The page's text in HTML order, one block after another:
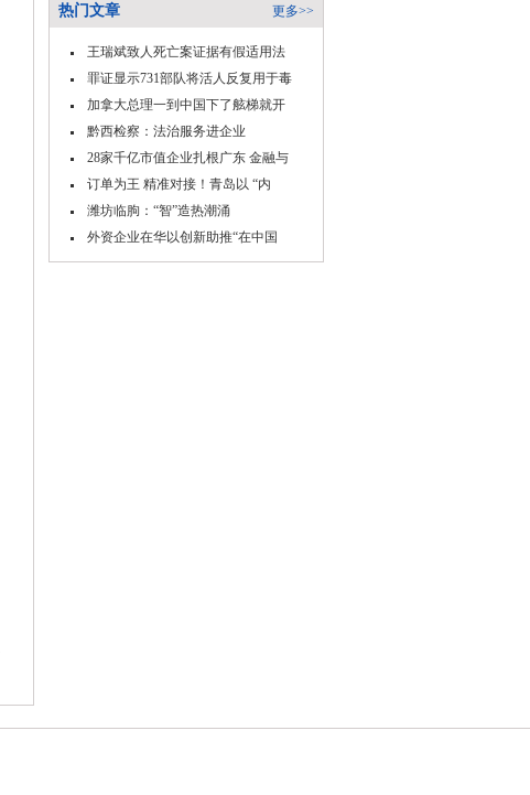
热门文章 更多>>
王瑞斌致人死亡案证据有假适用法
罪证显示731部队将活人反复用于毒
加拿大总理一到中国下了舷梯就开
黔西检察：法治服务进企业
28家千亿市值企业扎根广东 金融与
订单为王 精准对接！青岛以 “内
潍坊临朐：“智”造热潮涌
外资企业在华以创新助推“在中国